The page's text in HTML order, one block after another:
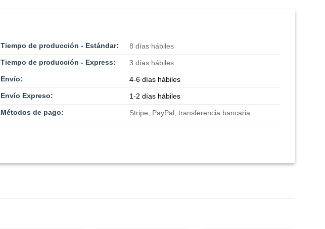
Tiempo de producción - Estándar:
8 días hábiles
Tiempo de producción - Express:
3 días hábiles
Envío:
4-6 días hábiles
Envío Expreso:
1-2 días hábiles
Métodos de pago:
Stripe, PayPal, transferencia bancaria